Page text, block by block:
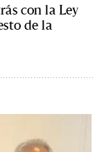
con la Ley
de la